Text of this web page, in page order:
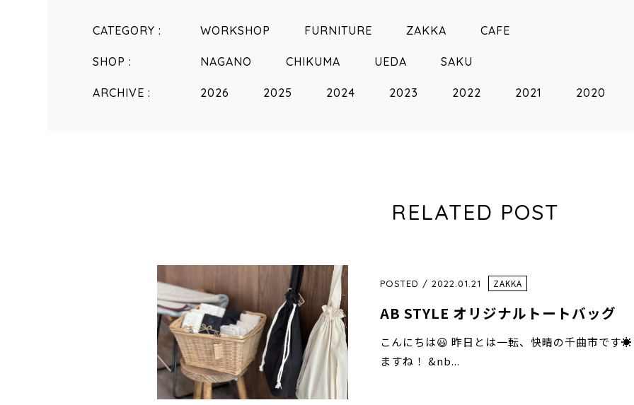
CATEGORY : WORKSHOP FURNITURE ZAKKA CAFE
SHOP : NAGANO CHIKUMA UEDA SAKU
ARCHIVE : 2026 2025 2024 2023 2022 2021 2020
RELATED POST
POSTED / 2022.01.21 ZAKKA
AB STYLE オリジナルトートバッグ
こんにちは😃 昨日とは一転、快晴の千曲市です
ますね！ &nb...